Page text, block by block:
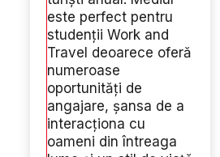
este perfect pentru
studenții Work and
Travel deoarece oferă
numeroase
oportunități de
angajare, șansa de a
interacționa cu
oameni din întreaga